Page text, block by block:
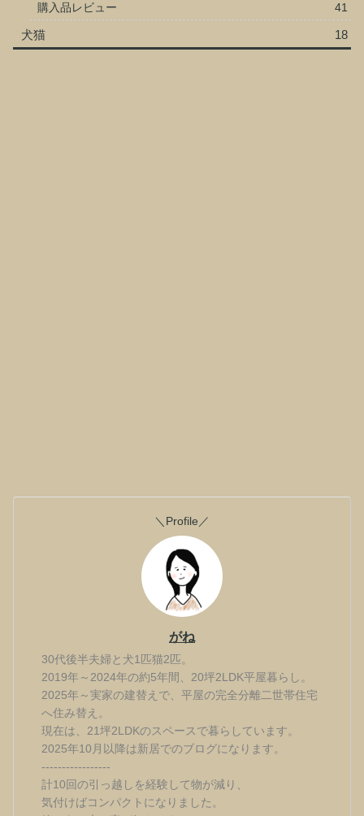
購入品レビュー
41
犬猫 18
＼Profile／
がね
30代後半夫婦と犬1匹猫2匹。
2019年～2024年の約5年間、20坪2LDK平屋暮らし。
2025年～実家の建替えで、平屋の完全分離二世帯住宅
へ住み替え。
現在は、21坪2LDKのスペースで暮らしています。
2025年10月以降は新居でのブログになります。
-----------------
計10回の引っ越しを経験して物が減り、
気付けばコンパクトになりました。